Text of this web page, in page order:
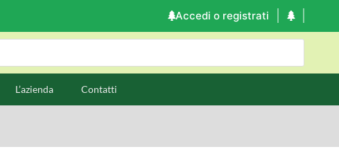
Accedi o registrati
L’azienda Contatti